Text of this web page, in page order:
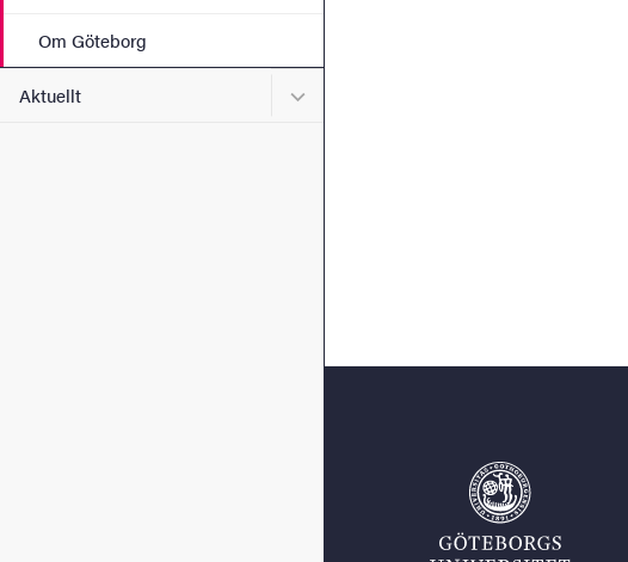
Om Göteborg
Aktuellt Undermeny för Aktuellt